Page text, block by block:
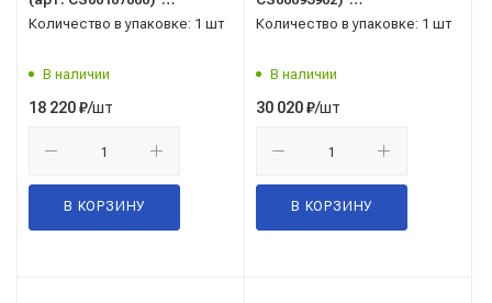
(тумба+умывальник Монте
Количество в упаковке: 1 шт
В наличии
18 220₽/шт
В КОРЗИНУ
(тумба+умывальник Монте
Количество в упаковке: 1 шт
В наличии
30 020₽/шт
В КОРЗИНУ